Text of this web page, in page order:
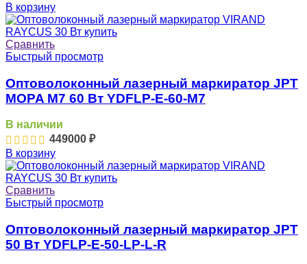
В корзину
Сравнить
Быстрый просмотр
Оптоволоконный лазерный маркиратор JPT
MOPA M7 60 Вт YDFLP-E-60-M7
В наличии
449000 ₽
В корзину
Сравнить
Быстрый просмотр
Оптоволоконный лазерный маркиратор JPT
50 Вт YDFLP-E-50-LP-L-R